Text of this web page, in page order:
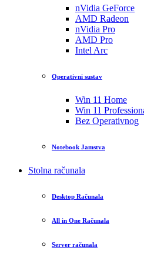
nVidia GeForce
AMD Radeon
nVidia Pro
AMD Pro
Intel Arc
Operativni sustav
Win 11 Home
Win 11
Bez Operativnog
Notebook Jamstva
Stolna računala
Desktop Računala
All in One Računala
Server računala